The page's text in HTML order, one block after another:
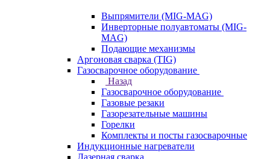
Выпрямители (MIG-MAG)
Инверторные полуавтоматы (MIG-
MAG)
Подающие механизмы
Аргоновая сварка (TIG)
Газосварочное оборудование
Назад
Газосварочное оборудование
Газовые резаки
Газорезательные машины
Горелки
Комплекты и посты газосварочные
Индукционные нагреватели
Лазерная сварка